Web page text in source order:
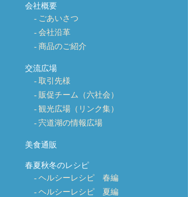
会社概要
ごあいさつ
会社沿革
商品のご紹介
交流広場
取引先様
販促チーム（六社会）
観光広場（リンク集）
宍道湖の情報広場
美食通販
春夏秋冬のレシピ
ヘルシーレシピ 春編
ヘルシーレシピ 夏編